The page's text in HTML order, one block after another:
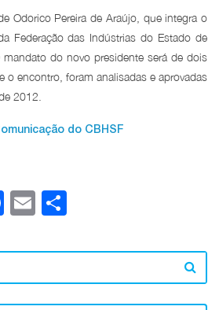
Odorico Pereira de Araújo, que integra o
Federação das Indústrias do Estado de
mandato do novo presidente será de dois
o encontro, foram analisadas e aprovadas
2012.
do CBHSF
Facebook
Email